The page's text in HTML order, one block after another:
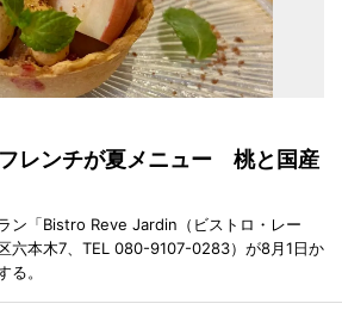
レンチが夏メニュー 桃と国産
ン「Bistro Reve Jardin（ビストロ・レー
六本木7、TEL 080-9107-0283）が8月1日か
る。